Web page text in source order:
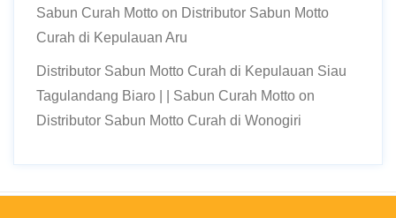
Sabun Curah Motto on Distributor Sabun Motto
Curah di Kepulauan Aru
Distributor Sabun Motto Curah di Kepulauan Siau
Tagulandang Biaro | | Sabun Curah Motto on
Distributor Sabun Motto Curah di Wonogiri